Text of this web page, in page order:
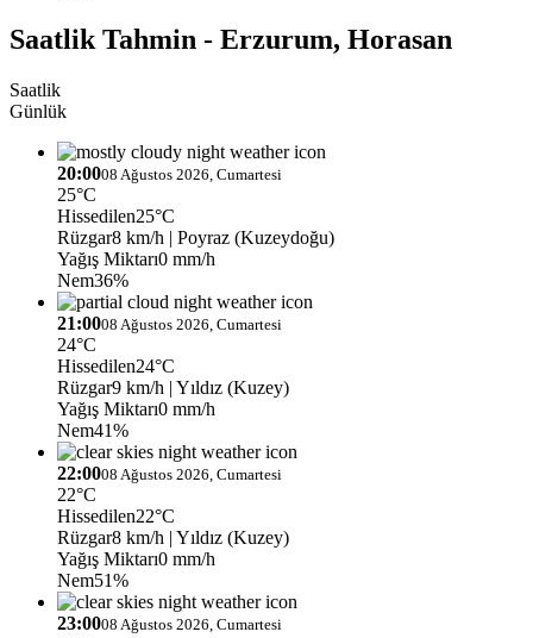
Saatlik Tahmin - Erzurum, Horasan
Saatlik
Günlük
20:0008 Ağustos 2026, Cumartesi
25°C
Hissedilen25°C
Rüzgar8 km/h | Poyraz (Kuzeydoğu)
Yağış Miktarı0 mm/h
Nem36%
21:0008 Ağustos 2026, Cumartesi
24°C
Hissedilen24°C
Rüzgar9 km/h | Yıldız (Kuzey)
Yağış Miktarı0 mm/h
Nem41%
22:0008 Ağustos 2026, Cumartesi
22°C
Hissedilen22°C
Rüzgar8 km/h | Yıldız (Kuzey)
Yağış Miktarı0 mm/h
Nem51%
23:0008 Ağustos 2026, Cumartesi